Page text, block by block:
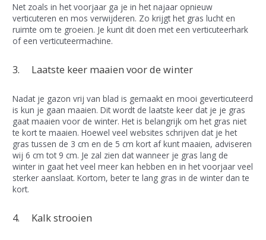
Net zoals in het voorjaar ga je in het najaar opnieuw
verticuteren en mos verwijderen. Zo krijgt het gras lucht en
ruimte om te groeien. Je kunt dit doen met een verticuteerhark
of een verticuteermachine.
3. Laatste keer maaien voor de winter
Nadat je gazon vrij van blad is gemaakt en mooi geverticuteerd
is kun je gaan maaien. Dit wordt de laatste keer dat je je gras
gaat maaien voor de winter. Het is belangrijk om het gras niet
te kort te maaien. Hoewel veel websites schrijven dat je het
gras tussen de 3 cm en de 5 cm kort af kunt maaien, adviseren
wij 6 cm tot 9 cm. Je zal zien dat wanneer je gras lang de
winter in gaat het veel meer kan hebben en in het voorjaar veel
sterker aanslaat. Kortom, beter te lang gras in de winter dan te
kort.
4. Kalk strooien